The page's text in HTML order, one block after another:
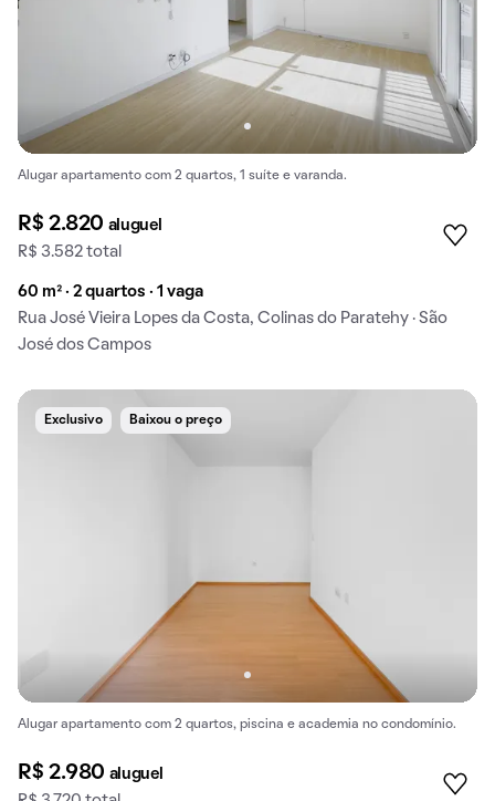
Alugar apartamento com 2 quartos, 1 suíte e varanda.
R$ 2.820 aluguel
R$ 3.582 total
60 m² · 2 quartos · 1 vaga
Rua José Vieira Lopes da Costa, Colinas do Paratehy · São
José dos Campos
Exclusivo Baixou o preço
Alugar apartamento com 2 quartos, piscina e academia no condomínio.
R$ 2.980 aluguel